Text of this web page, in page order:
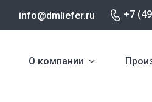
info@dmliefer.ru +7
О компании